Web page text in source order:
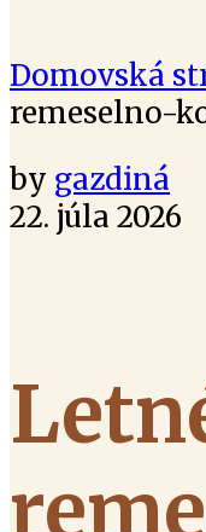
Domovská
remeselno-
by gazdiná
22. júla 2026